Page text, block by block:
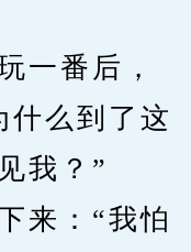
番后，
什么到了这
我？”
：“我怕